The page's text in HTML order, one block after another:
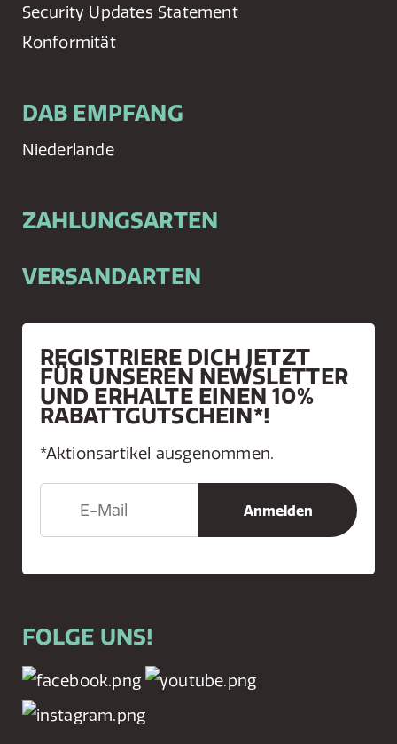
Security Updates Statement
Konformität
DAB EMPFANG
Niederlande
ZAHLUNGSARTEN
VERSANDARTEN
REGISTRIERE DICH JETZT
FÜR UNSEREN NEWSLETTER
UND ERHALTE EINEN 10%
RABATTGUTSCHEIN*!
*Aktionsartikel ausgenommen.
FOLGE UNS!